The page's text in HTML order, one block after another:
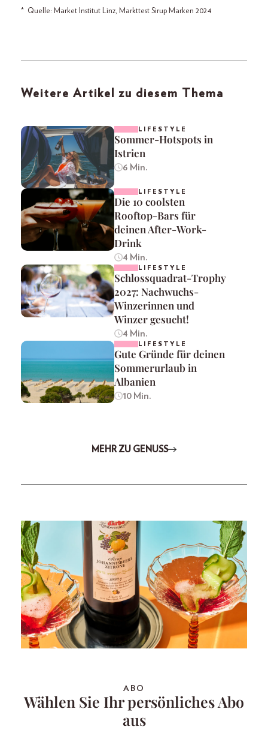
* Quelle: Market Institut Linz, Markttest Sirup Marken 2024
Weitere Artikel zu diesem Thema
LIFESTYLE
Sommer-Hotspots in
Istrien
6 Min.
LIFESTYLE
Die 10 coolsten
Rooftop-Bars für
deinen After-Work-
Drink
4 Min.
LIFESTYLE
Schlossquadrat-Trophy
2027: Nachwuchs-
Winzerinnen und
Winzer gesucht!
4 Min.
LIFESTYLE
Gute Gründe für deinen
Sommerurlaub in
Albanien
10 Min.
MEHR ZU GENUSS
ABO
Wählen Sie Ihr persönliches Abo
aus